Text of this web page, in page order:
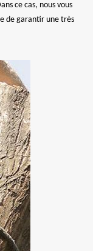
ce cas, nous vous
de garantir une très